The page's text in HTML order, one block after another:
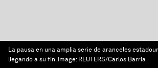
La pausa en una amplia serie de aranceles
llegando a su fin. Image: REUTERS/Carlos Barria